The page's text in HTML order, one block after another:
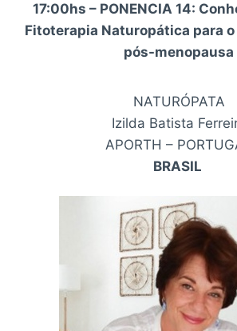
17:00hs – PONENCIA 14:
Fitoterapia Naturopática para
pós-menopausa
NATURÓPATA
Izilda Batista
APORTH –
BRASIL